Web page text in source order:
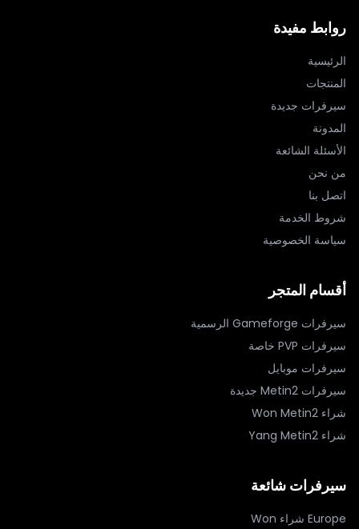
روابط مفيدة
الرئيسية
المنتجات
سيرفرات جديدة
المدونة
الأسئلة الشائعة
من نحن
اتصل بنا
شروط الخدمة
سياسة الخصوصية
أقسام المتجر
سيرفرات Gameforge الرسمية
سيرفرات PVP خاصة
سيرفرات موبايل
سيرفرات Metin2 جديدة
شراء Won Metin2
شراء Yang Metin2
سيرفرات شائعة
Europe شراء Won